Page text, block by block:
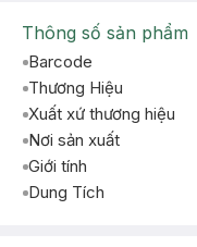
Thông số sản phẩm
Barcode
Thương Hiệu
Xuất xứ thương hiệu
Nơi sản xuất
Giới tính
Dung Tích